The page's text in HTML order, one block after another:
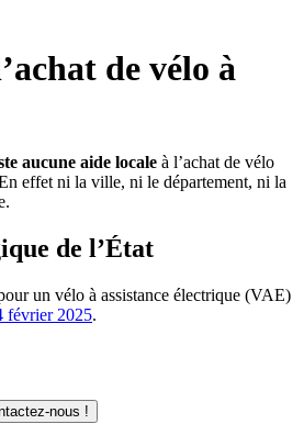
de vélo à
aucune aide locale à l’achat de vélo
effet ni la ville, ni le département, ni la
de l’État
un vélo à assistance électrique (VAE)
février 2025.
nous !